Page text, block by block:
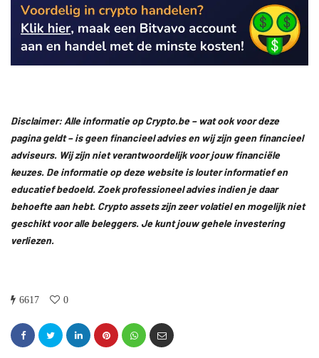
Disclaimer: Alle informatie op Crypto.be – wat ook voor deze
pagina geldt – is geen financieel advies en wij zijn geen financieel
adviseurs. Wij zijn niet verantwoordelijk voor jouw financiële
keuzes. De informatie op deze website is louter informatief en
educatief bedoeld. Zoek professioneel advies indien je daar
behoefte aan hebt. Crypto assets zijn zeer volatiel en mogelijk niet
geschikt voor alle beleggers. Je kunt jouw gehele investering
verliezen.
6617 0